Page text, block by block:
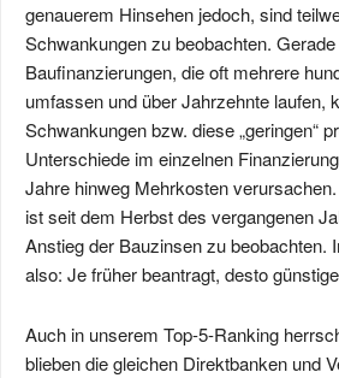
genauerem Hinsehen jedoch, sind
Schwankungen zu beobachten.
Baufinanzierungen, die oft mehrere
umfassen und über Jahrzehnte laufen,
Schwankungen bzw. diese „geringen“
Unterschiede im einzelnen
Jahre hinweg Mehrkosten
ist seit dem Herbst des vergangenen
Anstieg der Bauzinsen zu beobachten.
also: Je früher beantragt, desto
Auch in unserem Top-5-Ranking
blieben die gleichen Direktbanken und